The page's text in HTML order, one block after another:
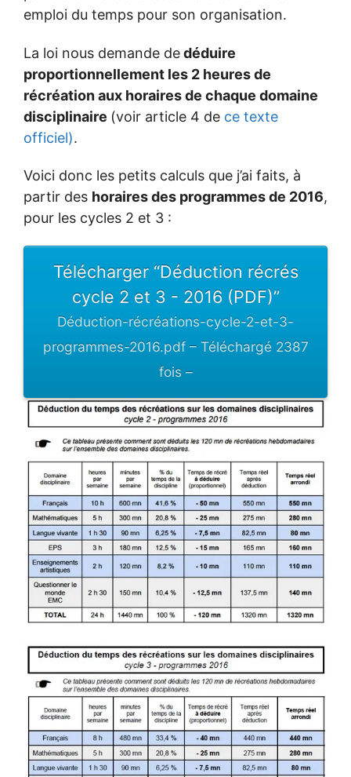
emploi du temps pour son organisation.
La loi nous demande dedéduire
proportionnellement les 2 heures de
récréation aux horaires de chaque domaine
disciplinaire (voir article 4 de ce texte
officiel).
Voici donc les petits calculs que j’ai faits, à
partir des horaires des programmes de 2016,
pour les cycles 2 et 3 :
Télécharger “Déduction récrés
cycle 2 et 3 - 2016 (PDF)”
Déduction-récréations-cycle-2-et-3-
programmes-2016.pdf – Téléchargé 2387
fois –